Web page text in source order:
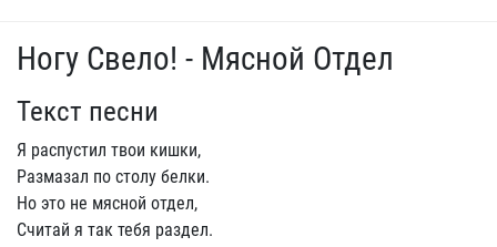
Ногу Свело! - Мясной Отдел
Текст песни
Я распустил твои кишки,
Размазал по столу белки.
Но это не мясной отдел,
Считай я так тебя раздел.